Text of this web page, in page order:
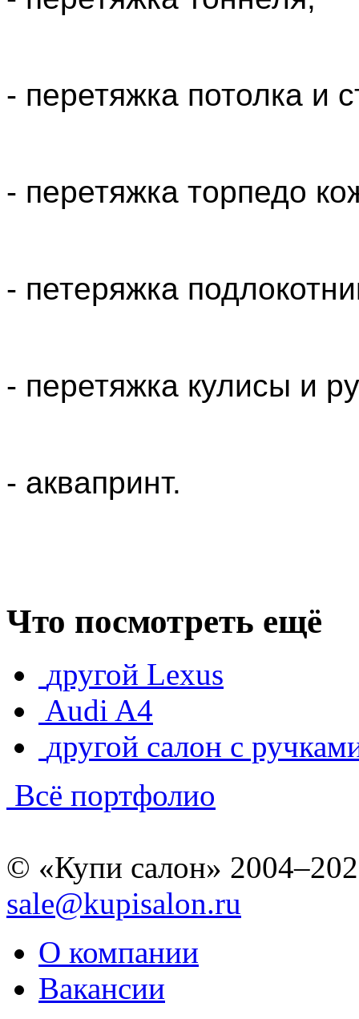
- перетяжка потолка и
- перетяжка торпедо
- петеряжка
- перетяжка кулисы и
- аквапринт.
Что посмотреть ещё
другой Lexus
Audi A4
другой салон с
Всё портфолио
© «Купи салон»
sale@kupisalon.ru
О компании
Вакансии